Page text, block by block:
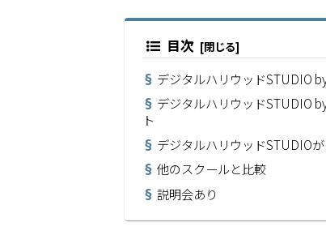
目次
デジタルハリウッドSTUDIO
デジタルハリウッドSTUDIO
ト
デジタルハリウッドSTUDIO
他のスクールと比較
説明会あり